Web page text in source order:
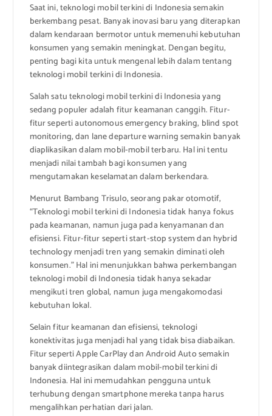
Saat ini, teknologi mobil terkini di Indonesia semakin
berkembang pesat. Banyak inovasi baru yang diterapkan
dalam kendaraan bermotor untuk memenuhi kebutuhan
konsumen yang semakin meningkat. Dengan begitu,
penting bagi kita untuk mengenal lebih dalam tentang
teknologi mobil terkini di Indonesia.
Salah satu teknologi mobil terkini di Indonesia yang
sedang populer adalah fitur keamanan canggih. Fitur-
fitur seperti autonomous emergency braking, blind spot
monitoring, dan lane departure warning semakin banyak
diaplikasikan dalam mobil-mobil terbaru. Hal ini tentu
menjadi nilai tambah bagi konsumen yang
mengutamakan keselamatan dalam berkendara.
Menurut Bambang Trisulo, seorang pakar otomotif,
“Teknologi mobil terkini di Indonesia tidak hanya fokus
pada keamanan, namun juga pada kenyamanan dan
efisiensi. Fitur-fitur seperti start-stop system dan hybrid
technology menjadi tren yang semakin diminati oleh
konsumen.” Hal ini menunjukkan bahwa perkembangan
teknologi mobil di Indonesia tidak hanya sekadar
mengikuti tren global, namun juga mengakomodasi
kebutuhan lokal.
Selain fitur keamanan dan efisiensi, teknologi
konektivitas juga menjadi hal yang tidak bisa diabaikan.
Fitur seperti Apple CarPlay dan Android Auto semakin
banyak diintegrasikan dalam mobil-mobil terkini di
Indonesia. Hal ini memudahkan pengguna untuk
terhubung dengan smartphone mereka tanpa harus
mengalihkan perhatian dari jalan.